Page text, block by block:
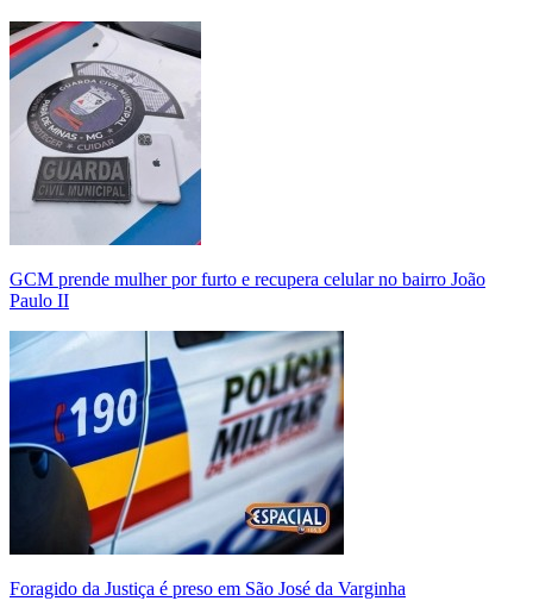
GCM prende mulher por furto e recupera celular no bairro João
Paulo II
Foragido da Justiça é preso em São José da Varginha